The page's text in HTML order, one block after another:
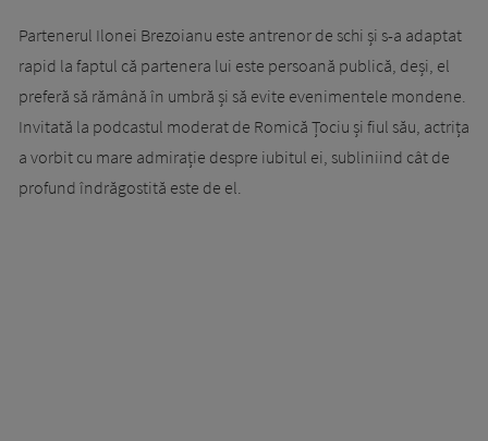
Partenerul Ilonei Brezoianu este antrenor de schi și s-a adaptat
rapid la faptul că partenera lui este persoană publică, deși, el
preferă să rămână în umbră și să evite evenimentele mondene.
Invitată la podcastul moderat de Romică Țociu și fiul său, actrița
a vorbit cu mare admirație despre iubitul ei, subliniind cât de
profund îndrăgostită este de el.